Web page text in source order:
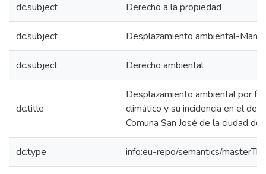
dc.subject Derecho a la propiedad
dc.subject Desplazamiento ambiental-
dc.subject Derecho ambiental
dc.title
Desplazamiento ambiental por
climático y su incidencia en el
Comuna San José de la ciudad
dc.type info:eu-repo/semantics/